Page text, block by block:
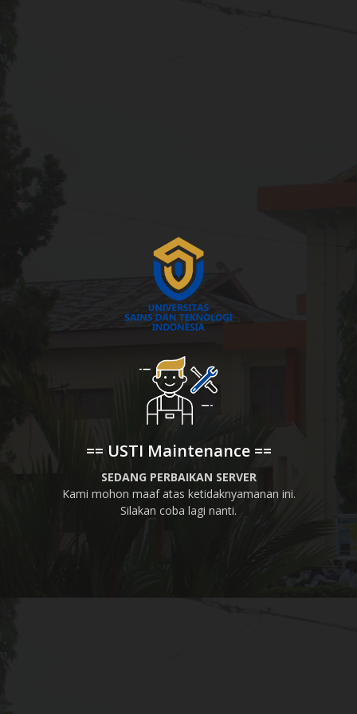
== USTI Maintenance ==
SEDANG PERBAIKAN SERVER
Kami mohon maaf atas ketidaknyamanan ini.
Silakan coba lagi nanti.